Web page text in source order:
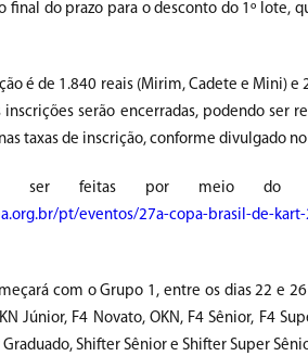
final do prazo para o desconto do 1º lote,
é de 1.840 reais (Mirim, Cadete e Mini) e
serão encerradas, podendo ser
taxas de inscrição, conforme divulgado
ser feitas por meio
pt/eventos/27a-copa-brasil-de-
com o Grupo 1, entre os dias 22 e
Júnior, F4 Novato, OKN, F4 Sênior, F4
Shifter Sênior e Shifter Super